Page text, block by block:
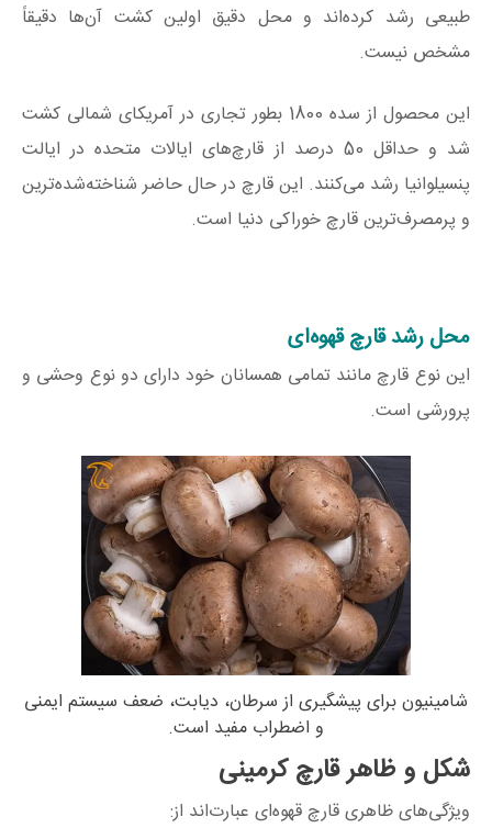
طبیعی رشد کرده‌اند و محل دقیق اولین کشت آن‌ها دقیقاً
مشخص نیست.
این محصول از سده 1800 بطور تجاری در آمریکای شمالی کشت
شد و حداقل 50 درصد از قارچ‌های ایالات متحده در ایالت
پنسیلوانیا رشد می‌کنند. این قارچ در حال حاضر شناخته‌شده‌ترین
و پرمصرف‌ترین قارچ خوراکی دنیا است.
محل رشد قارچ قهوه‌ای
این نوع قارچ مانند تمامی همسانان خود دارای دو نوع وحشی و
پرورشی است.
شامینیون برای پیشگیری از سرطان، دیابت، ضعف سیستم ایمنی
و اضطراب مفید است.
شکل و ظاهر قارچ کرمینی
ویژگی‌های ظاهری قارچ قهوه‌ای عبارت‌اند از: